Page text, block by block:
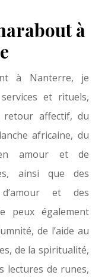
à
à Nanterre, je
et rituels,
retour affectif, du
africaine, du
en amour et de
ainsi que des
et des
peux également
de l’aide au
de la spiritualité,
lectures de runes,